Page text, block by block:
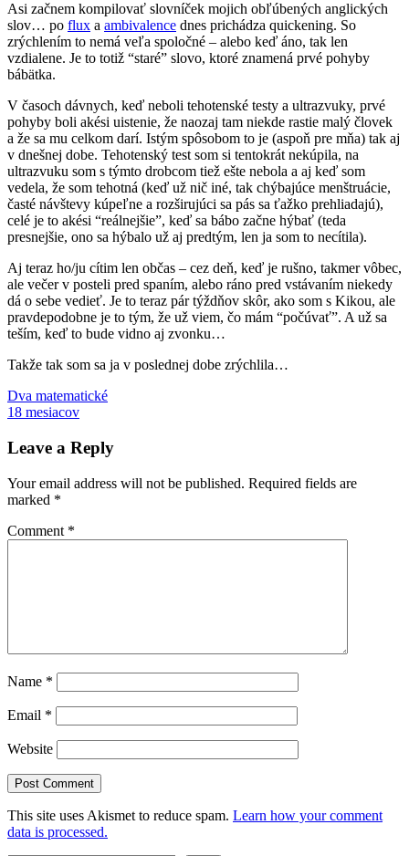
Asi začnem kompilovať slovníček mojich obľúbených anglických
slov… po flux a ambivalence dnes prichádza quickening. So
zrýchlením to nemá veľa spoločné – alebo keď áno, tak len
vzdialene. Je to totiž “staré” slovo, ktoré znamená prvé pohyby
bábätka.
V časoch dávnych, keď neboli tehotenské testy a ultrazvuky, prvé
pohyby boli akési uistenie, že naozaj tam niekde rastie malý človek
a že sa mu celkom darí. Istým spôsobom to je (aspoň pre mňa) tak aj
v dnešnej dobe. Tehotenský test som si tentokrát nekúpila, na
ultrazvuku som s týmto drobcom tiež ešte nebola a aj keď som
vedela, že som tehotná (keď už nič iné, tak chýbajúce menštruácie,
časté návštevy kúpeľne a rozširujúci sa pás sa ťažko prehliadajú),
celé je to akési “reálnejšie”, keď sa bábo začne hýbať (teda
presnejšie, ono sa hýbalo už aj predtým, len ja som to necítila).
Aj teraz ho/ju cítim len občas – cez deň, keď je rušno, takmer vôbec,
ale večer v posteli pred spaním, alebo ráno pred vstávaním niekedy
dá o sebe vedieť. Je to teraz pár týždňov skôr, ako som s Kikou, ale
pravdepodobne je to tým, že už viem, čo mám “počúvať”. A už sa
teším, keď to bude vidno aj zvonku…
Takže tak som sa ja v poslednej dobe zrýchlila…
Kubkotehotenstvo
Post
navigation
Previous
Post:
Dva matematické
Next
18 mesiacov
Leave a Reply
Your email address will not be published. Required fields are
marked *
Comment *
Name *
Email *
Website
This site uses Akismet to reduce spam. Learn how your comment
data is processed.